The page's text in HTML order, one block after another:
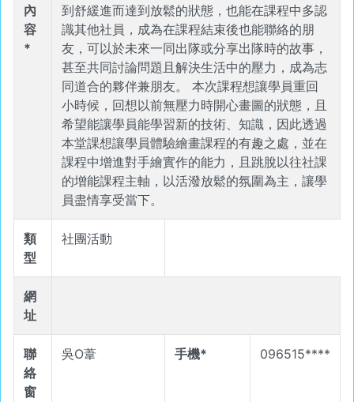
內
容
*
到舒緩進而達到放鬆的狀態，也能在課程中多認
識其他社員，成為在課程結束後也能聯絡的朋
友，可以於未來一同出隊或分享出隊時的故事，
甚至共同討論問題且解決生活中的壓力，成為志
同道合的夥伴兼朋友。 本次課程想讓學員重回
小時候，回想以前無壓力時開心畫圖的狀態，且
希望能讓學員能學習新的技術、知識，因此透過
本堂課想讓學員體驗繪畫課程的有趣之處，並在
課程中增進對手繪實作的能力，且跳脫以往社課
的增能課程主軸，以活潑放鬆的氛圍為主，讓學
員盡情享受當下。
類
型
社團活動
網
址
聯
絡
窗
吳O葦 手機* 096515****